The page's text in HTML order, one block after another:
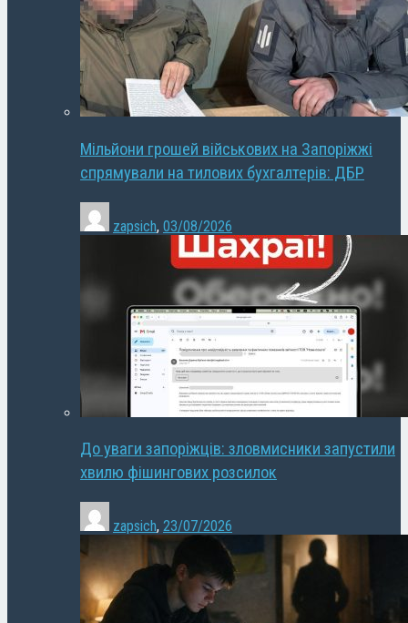
Мільйони грошей військових на Запоріжжі
спрямували на тилових бухгалтерів: ДБР
zapsich, 03/08/2026
До уваги запоріжців: зловмисники запустили
хвилю фішингових розсилок
zapsich, 23/07/2026